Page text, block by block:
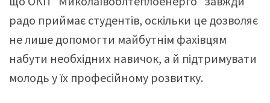
радо приймає студентів, оскільки це дозволяє
не лише допомогти майбутнім фахівцям
набути необхідних навичок, а й підтримувати
молодь у їх професійному розвитку.